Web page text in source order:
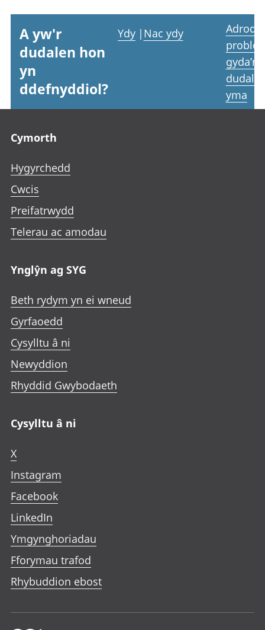
A yw'r
dudalen hon
yn
ddefnyddiol?
Ydy | Nac ydy
Adrodd
gyda’r
yma
Cymorth
Hygyrchedd
Cwcis
Preifatrwydd
Telerau ac amodau
Ynglŷn ag SYG
Beth rydym yn ei wneud
Gyrfaoedd
Cysylltu â ni
Newyddion
Rhyddid Gwybodaeth
Cysylltu â ni
X
Instagram
Facebook
LinkedIn
Ymgynghoriadau
Fforymau trafod
Rhybuddion ebost